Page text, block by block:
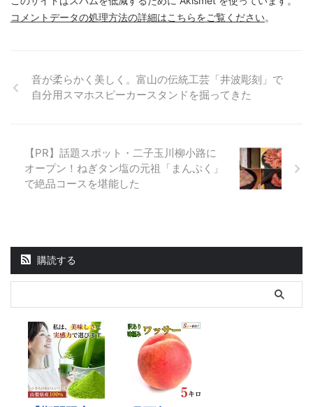
コメントデータの処理方法の詳細はこちらをご覧ください。
音が柔らかく美しく。富山の伝統工芸「井波彫刻」で
自分用スマホスピーカースタンドを掘ってきた
【PR】話題スポット・二子玉川柳小路に
オープン！ねぎタン塩の元祖「まんぷく」
で絶品コースを堪能した
購読する